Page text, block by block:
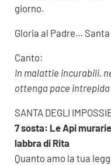
giorno.
Gloria al Padre…
Canto:
In malattie incurabili,
ottenga pace
SANTA DEGLI
7 sosta: Le Api
labbra di Rita
Quanto amo la tua